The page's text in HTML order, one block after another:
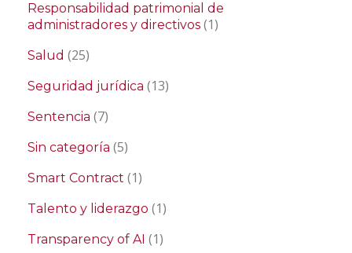
Responsabilidad patrimonial de
administradores y directivos (1)
Salud (25)
Seguridad jurídica (13)
Sentencia (7)
Sin categoría (5)
Smart Contract (1)
Talento y liderazgo (1)
Transparency of AI (1)